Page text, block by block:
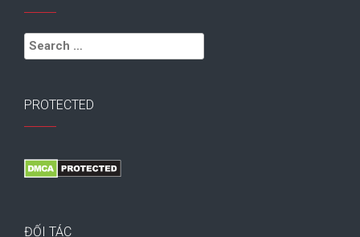
Search
for:
PROTECTED
ĐỐI TÁC